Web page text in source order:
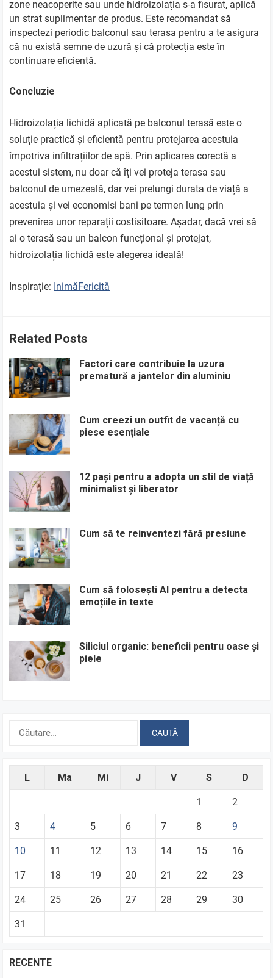
zone neacoperite sau unde hidroizolația s-a fisurat, aplică
un strat suplimentar de produs. Este recomandat să
inspectezi periodic balconul sau terasa pentru a te asigura
că nu există semne de uzură și că protecția este în
continuare eficientă.
Concluzie
Hidroizolația lichidă aplicată pe balconul terasă este o
soluție practică și eficientă pentru protejarea acestuia
împotriva infiltrațiilor de apă. Prin aplicarea corectă a
acestui sistem, nu doar că îți vei proteja terasa sau
balconul de umezeală, dar vei prelungi durata de viață a
acestuia și vei economisi bani pe termen lung prin
prevenirea unor reparații costisitoare. Așadar, dacă vrei să
ai o terasă sau un balcon funcțional și protejat,
hidroizolația lichidă este alegerea ideală!
Inspirație: InimăFericită
Related Posts
Factori care contribuie la uzura
prematură a jantelor din aluminiu
Cum creezi un outfit de vacanță cu
piese esențiale
12 pași pentru a adopta un stil de viață
minimalist și liberator
Cum să te reinventezi fără presiune
Cum să folosești AI pentru a detecta
emoțiile în texte
Siliciul organic: beneficii pentru oase și
piele
L Ma Mi J V S D
1 2
3 4 5 6 7 8 9
10 11 12 13 14 15 16
17 18 19 20 21 22 23
24 25 26 27 28 29 30
31
RECENTE